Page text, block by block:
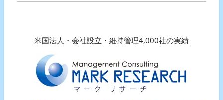
米国法人・会社設立・維持管理4,000社の実績